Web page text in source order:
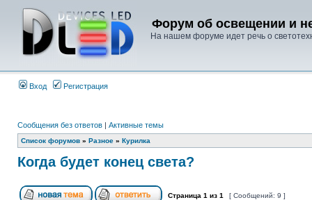
Форум об освещении и
На нашем форуме идет речь о
Вход Регистрация
Сообщения без ответов | Активные темы
Список форумов » Разное » Курилка
Когда будет конец света?
Страница 1 из 1 [ Сообщений: 9 ]